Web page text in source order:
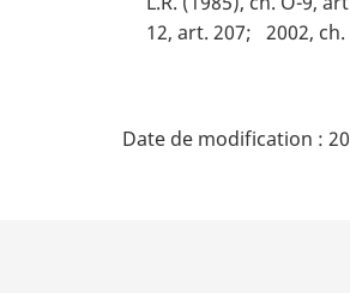
i
n
:
12, art. 207
2002,
Date de modification :